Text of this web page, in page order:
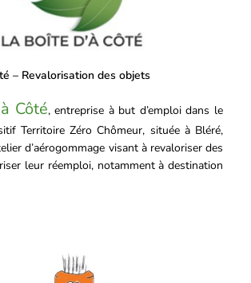
– Revalorisation des objets
Côté, entreprise à but d’emploi dans le
Territoire Zéro Chômeur, située à Bléré,
d’aérogommage visant à revaloriser des
leur réemploi, notamment à destination